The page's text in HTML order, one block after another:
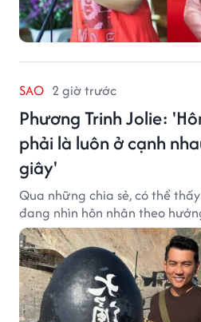
SAO 2 giờ trước
Phương Trinh Jolie:
phải là luôn ở cạnh
giây'
Qua những chia sẻ, có thể
đang nhìn hôn nhân theo